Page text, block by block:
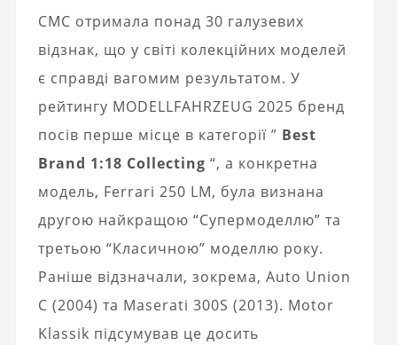
CMC отримала понад 30 галузевих
відзнак, що у світі колекційних моделей
є справді вагомим результатом. У
рейтингу MODELLFAHRZEUG 2025 бренд
посів перше місце в категорії ” Best
Brand 1:18 Collecting “, а конкретна
модель, Ferrari 250 LM, була визнана
другою найкращою “Супермоделлю” та
третьою “Класичною” моделлю року.
Раніше відзначали, зокрема, Auto Union
C (2004) та Maserati 300S (2013). Motor
Klassik підсумував це досить